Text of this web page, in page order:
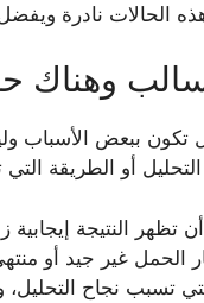
الحالات نادرة
سالب وهناك
تكون ببعض
أو الطريقة التي
النتيجة إيجابية
الحمل غير جيد أو
تسبب نجاح